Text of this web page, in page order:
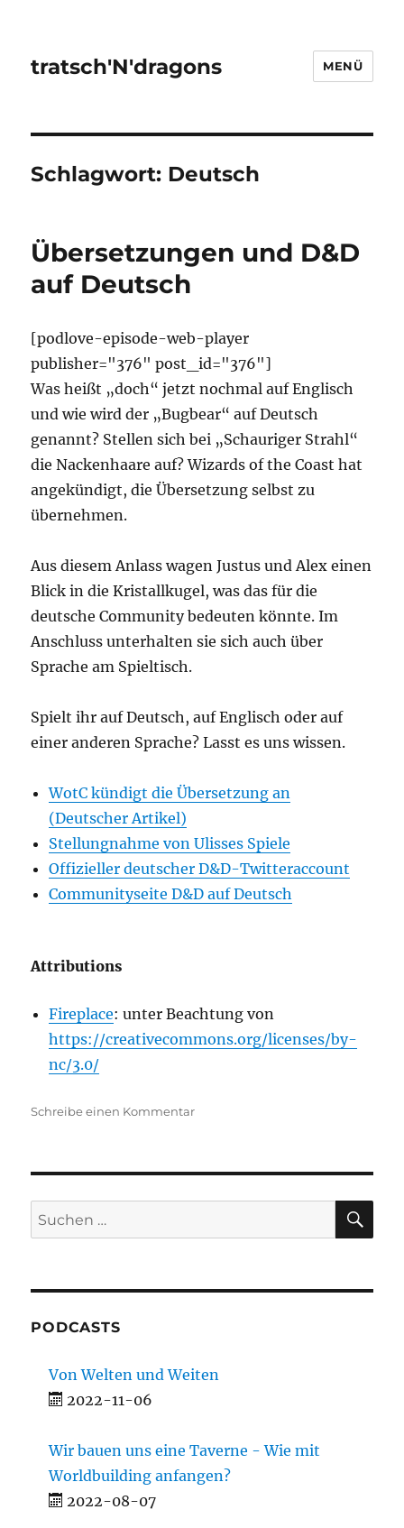
tratsch'N'dragons MENÜ
Schlagwort: Deutsch
Übersetzungen und D&D
auf Deutsch
[podlove-episode-web-player
publisher="376" post_id="376"]
Was heißt „doch“ jetzt nochmal auf Englisch
und wie wird der „Bugbear“ auf Deutsch
genannt? Stellen sich bei „Schauriger Strahl“
die Nackenhaare auf? Wizards of the Coast hat
angekündigt, die Übersetzung selbst zu
übernehmen.
Aus diesem Anlass wagen Justus und Alex einen
Blick in die Kristallkugel, was das für die
deutsche Community bedeuten könnte. Im
Anschluss unterhalten sie sich auch über
Sprache am Spieltisch.
Spielt ihr auf Deutsch, auf Englisch oder auf
einer anderen Sprache? Lasst es uns wissen.
WotC kündigt die Übersetzung an
(Deutscher Artikel)
Stellungnahme von Ulisses Spiele
Offizieller deutscher D&D-Twitteraccount
Communityseite D&D auf Deutsch
Attributions
Fireplace: unter Beachtung von
https://creativecommons.org/licenses/by-
nc/3.0/
Schreibe einen Kommentarzu
Deutsch
Suchen
nach:
PODCASTS
Von Welten und Weiten
2022-11-06
Wir bauen uns eine Taverne - Wie mit
Worldbuilding anfangen?
2022-08-07